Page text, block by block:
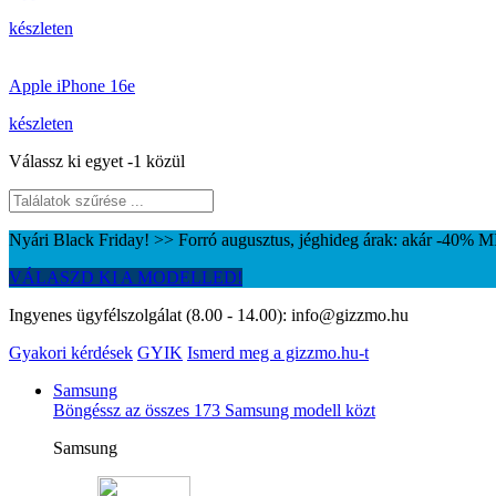
készleten
Apple iPhone 16e
készleten
Válassz ki egyet -1 közül
Nyári Black Friday! >> Forró augusztus, jéghideg árak: akár -40%
VÁLASZD KI A MODELLED!
Ingyenes ügyfélszolgálat (8.00 - 14.00): info@gizzmo.hu
Gyakori kérdések GYIK Ismerd meg a gizzmo.hu-t
Samsung
Böngéssz az összes 173 Samsung modell közt
Samsung